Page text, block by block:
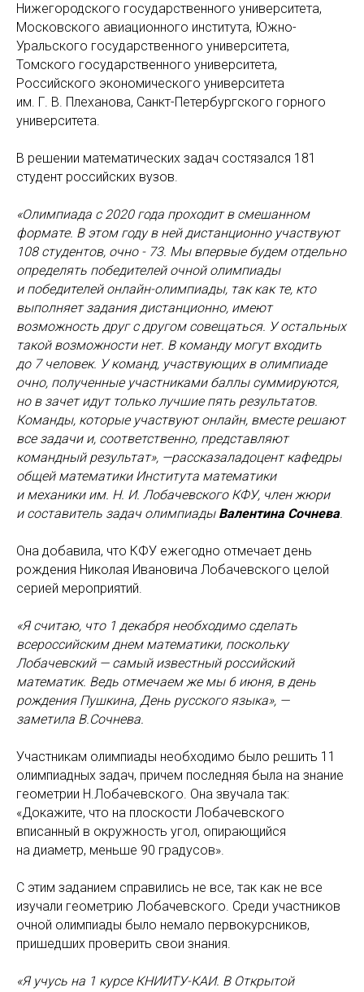
Нижегородского государственного университета,
Московского авиационного института, Южно-
Уральского государственного университета,
Томского государственного университета,
Российского экономического университета
им. Г. В. Плеханова, Санкт-Петербургского горного
университета.
В решении математических задач состязался 181
студент российских вузов.
«Олимпиада с 2020 года проходит в смешанном
формате. В этом году в ней дистанционно участвуют
108 студентов, очно ­- 73. Мы впервые будем отдельно
определять победителей очной олимпиады
и победителей онлайн-олимпиады, так как те, кто
выполняет задания дистанционно, имеют
возможность друг с другом совещаться. У остальных
такой возможности нет. В команду могут входить
до 7 человек. У команд, участвующих в олимпиаде
очно, полученные участниками баллы суммируются,
но в зачет идут только лучшие пять результатов.
Команды, которые участвуют онлайн, вместе решают
все задачи и, соответственно, представляют
командный результат», —рассказаладоцент кафедры
общей математики Института математики
и механики им. Н. И. Лобачевского КФУ, член жюри
и составитель задач олимпиады Валентина Сочнева.
Она добавила, что КФУ ежегодно отмечает день
рождения Николая Ивановича Лобачевского целой
серией мероприятий.
«Я считаю, что 1 декабря необходимо сделать
всероссийским днем математики, поскольку
Лобачевский — самый известный российский
математик. Ведь отмечаем же мы 6 июня, в день
рождения Пушкина, День русского языка», —
заметила В.Сочнева.
Участникам олимпиады необходимо было решить 11
олимпиадных задач, причем последняя была на знание
геометрии Н.Лобачевского. Она звучала так:
«Докажите, что на плоскости Лобачевского
вписанный в окружность угол, опирающийся
на диаметр, меньше 90 градусов».
С этим заданием справились не все, так как не все
изучали геометрию Лобачевского. Среди участников
очной олимпиады было немало первокурсников,
пришедших проверить свои знания.
«Я учусь на 1 курсе КНИИТУ-КАИ. В Открытой